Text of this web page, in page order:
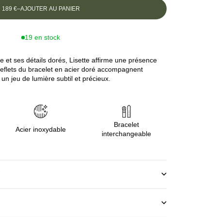
189 €–AJOUTER AU PANIER
19 en stock
et ses détails dorés, Lisette affirme une présence
du bracelet en acier doré accompagnent
jeu de lumière subtil et précieux.
Acier inoxydable
Bracelet
interchangeable